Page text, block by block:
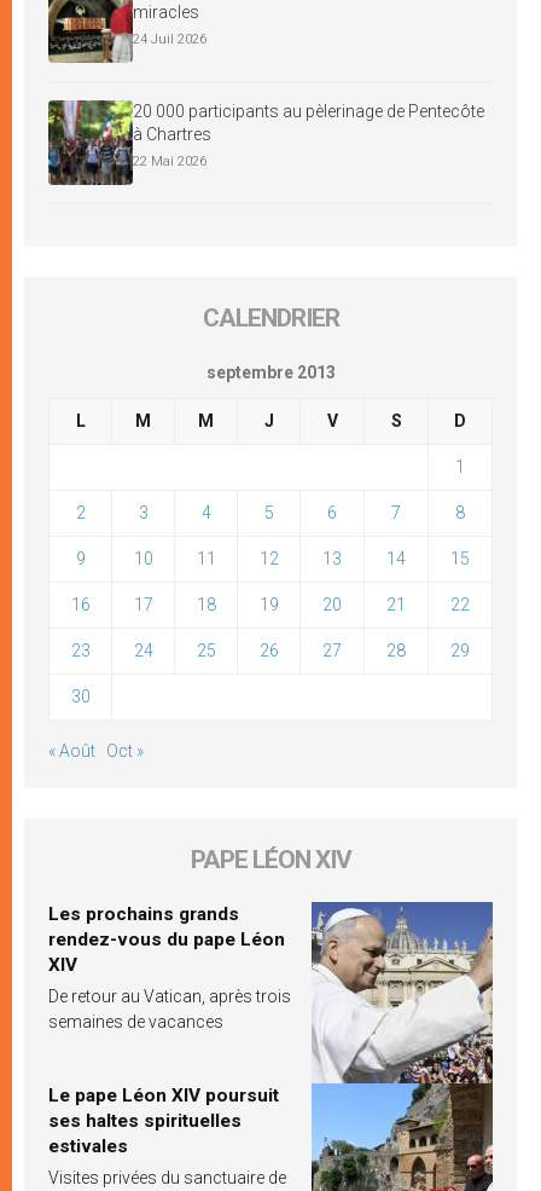
miracles
24 Juil 2026
20 000 participants au pèlerinage de Pentecôte
à Chartres
22 Mai 2026
CALENDRIER
septembre 2013
L M M J V S D
1
2 3 4 5 6 7 8
9 10 11 12 13 14 15
16 17 18 19 20 21 22
23 24 25 26 27 28 29
30
« Août Oct »
PAPE LÉON XIV
Les prochains grands
rendez-vous du pape Léon
XIV
De retour au Vatican, après trois
semaines de vacances
Le pape Léon XIV poursuit
ses haltes spirituelles
estivales
Visites privées du sanctuaire de